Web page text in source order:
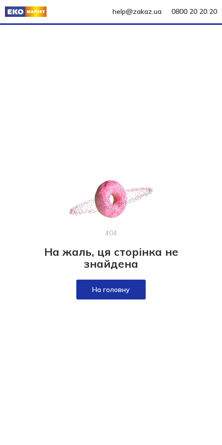
help@zakaz.ua 0800 20 20 20
404
На жаль, ця сторінка не
знайдена
На головну